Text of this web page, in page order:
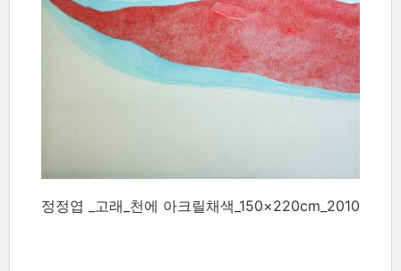
정정엽 _고래_천에 아크릴채색_150×220cm_2010